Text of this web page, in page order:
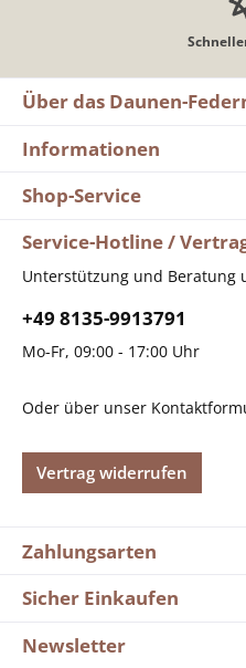
Über das Daunen-
Informationen
Shop-Service
Service-Hotline /
Unterstützung und Beratung
+49 8135-9913791
Mo-Fr, 09:00 - 17:00 Uhr
Oder über unser
Vertrag widerrufen
Zahlungsarten
Sicher Einkaufen
Newsletter